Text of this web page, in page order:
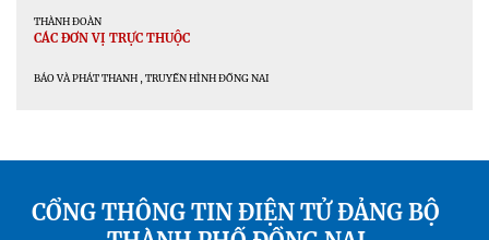
THÀNH ĐOÀN
CÁC ĐƠN VỊ TRỰC THUỘC
BÁO VÀ PHÁT THANH , TRUYỀN HÌNH ĐỒNG NAI
CỔNG THÔNG TIN ĐIỆN TỬ ĐẢNG BỘ